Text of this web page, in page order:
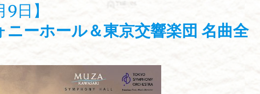
日】
ニーホール＆東京交響楽団 名曲全